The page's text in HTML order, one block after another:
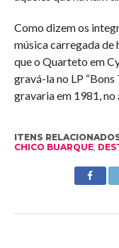
Como dizem os
música carregada de
que o Quarteto em
gravá-la no LP “Bons
gravaria em 1981, no
ITENS
CHICO BUARQUE,